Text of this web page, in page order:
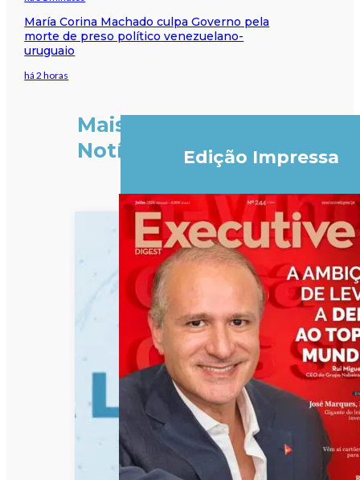
María Corina Machado culpa Governo pela
morte de preso político venezuelano-
uruguaio
há 2 horas
Mais
Notícias
Edição Impressa